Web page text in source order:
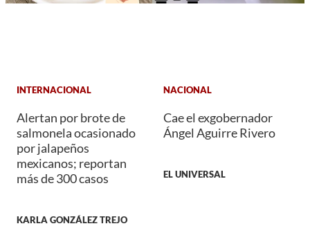
INTERNACIONAL
Alertan por brote de
salmonela ocasionado
por jalapeños
mexicanos; reportan
más de 300 casos
KARLA GONZÁLEZ TREJO
NACIONAL
Cae el exgobernador
Ángel Aguirre Rivero
EL UNIVERSAL